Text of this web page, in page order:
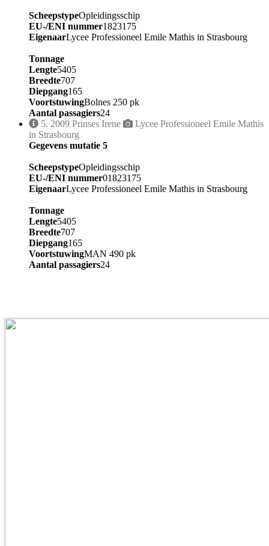
ScheepstypeOpleidingsschip
EU-/ENI nummer1823175
EigenaarLycee Professioneel Emile Mathis in Strasbourg
Tonnage
Lengte5405
Breedte707
Diepgang165
VoortstuwingBolnes 250 pk
Aantal passagiers24
5. 2009 Prinses Irene
Lycee Professioneel Emile Mathis
in Strasbourg
Gegevens mutatie 5
ScheepstypeOpleidingsschip
EU-/ENI nummer01823175
EigenaarLycee Professioneel Emile Mathis in Strasbourg
Tonnage
Lengte5405
Breedte707
Diepgang165
VoortstuwingMAN 490 pk
Aantal passagiers24